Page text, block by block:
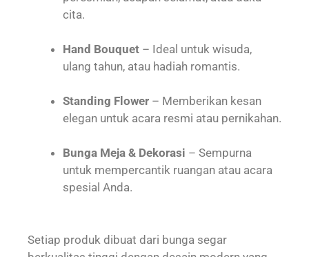
cita.
Hand Bouquet – Ideal untuk wisuda,
ulang tahun, atau hadiah romantis.
Standing Flower – Memberikan kesan
elegan untuk acara resmi atau pernikahan.
Bunga Meja & Dekorasi – Sempurna
untuk mempercantik ruangan atau acara
spesial Anda.
Setiap produk dibuat dari bunga segar